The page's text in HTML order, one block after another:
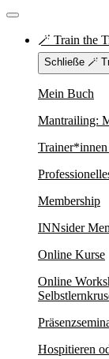
🪄 Train the
Schließe 🪄
Mein Buch
Mantrailing:
Membership
INNsider
Online Kurse
Online
Hospitieren